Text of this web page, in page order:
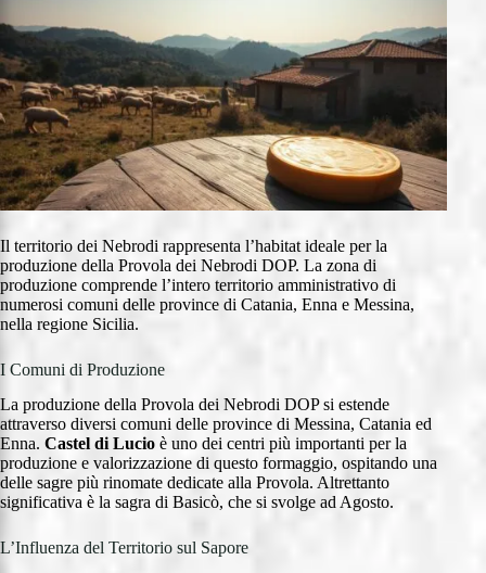
Il territorio dei Nebrodi rappresenta l’habitat ideale per la
produzione della Provola dei Nebrodi DOP. La zona di
produzione comprende l’intero territorio amministrativo di
numerosi comuni delle province di Catania, Enna e Messina,
nella regione Sicilia.
I Comuni di Produzione
La produzione della Provola dei Nebrodi DOP si estende
attraverso diversi comuni delle province di Messina, Catania ed
Enna. Castel di Lucio è uno dei centri più importanti per la
produzione e valorizzazione di questo formaggio, ospitando una
delle sagre più rinomate dedicate alla Provola. Altrettanto
significativa è la sagra di Basicò, che si svolge ad Agosto.
L’Influenza del Territorio sul Sapore